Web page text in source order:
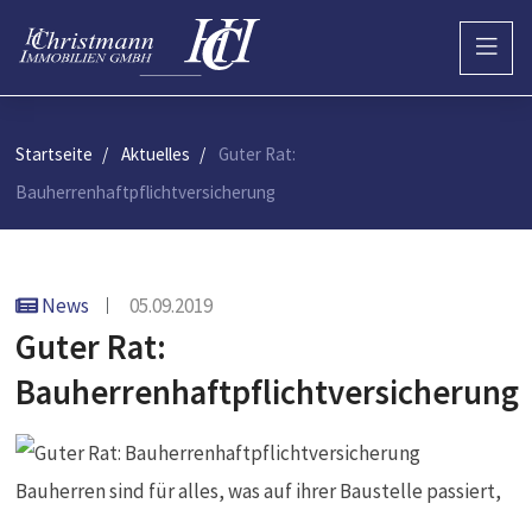
Startseite Aktuelles
Guter Rat:
Bauherrenhaftpflichtversicherung
News 05.09.2019
Guter Rat:
Bauherrenhaftpflichtversicherung
Bauherren sind für alles, was auf ihrer Baustelle passiert,